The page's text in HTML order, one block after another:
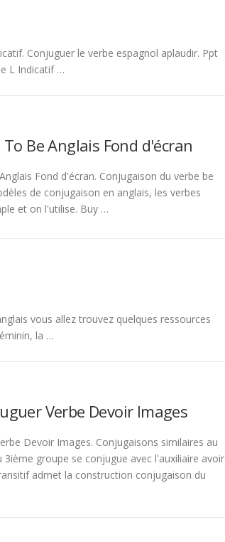
Conjuguer le verbe espagnol aplaudir. Ppt
L Indicatif …
Be Anglais Fond d'écran
Fond d'écran. Conjugaison du verbe be
de conjugaison en anglais, les verbes
et on l'utilise. Buy …
vous allez trouvez quelques ressources
la …
Verbe Devoir Images
Devoir Images. Conjugaisons similaires au
3ième groupe se conjugue avec l'auxiliaire avoir
admet la construction conjugaison du